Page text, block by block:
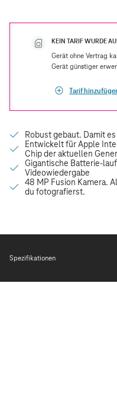
KEIN TARIF WURDE
Gerät ohne Vertrag
Gerät günstiger
Tarif
Spezifikationen